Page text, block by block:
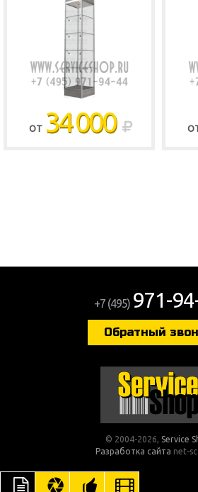
ОПИСАНИЕЦВЕТА ОТДЕЛКИ
ОТ 34 000
+7 (495) 971-
Обратный
© 2004-2026, Service
Разработка сайта net-